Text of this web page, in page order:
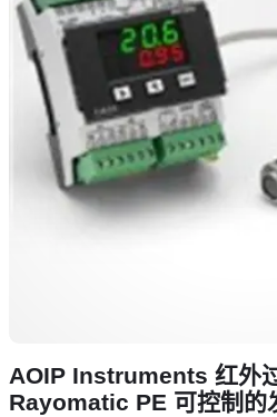
AOIP Instruments 红外
Rayomatic PE 可控制的